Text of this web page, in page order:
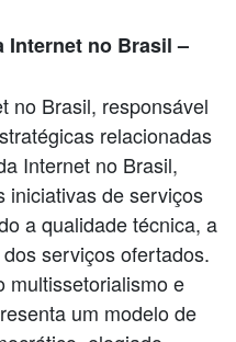
Internet no Brasil –
no Brasil, responsável
relacionadas
Internet no Brasil,
iniciativas de serviços
a qualidade técnica, a
serviços ofertados.
multissetorialismo e
um modelo de